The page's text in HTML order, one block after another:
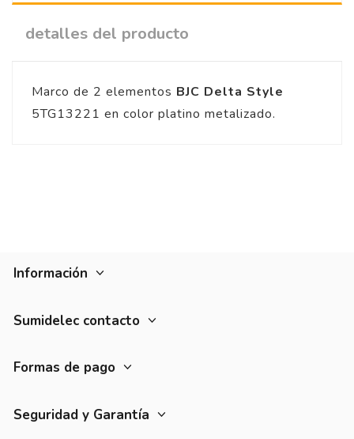
detalles del producto
Marco de 2 elementos BJC Delta Style
5TG13221 en color platino metalizado.
Información
Sumidelec contacto
Formas de pago
Seguridad y Garantía